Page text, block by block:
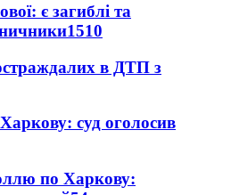
є загиблі та
1510
в ДТП з
суд оголосив
по Харкову: